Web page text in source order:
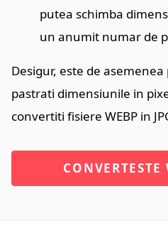
putea schimba
un anumit numar de
Desigur, este de
pastrati dimensiunile in
convertiti fisiere WEBP in